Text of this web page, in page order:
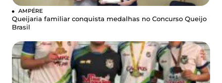
AMPÉRE
Queijaria familiar conquista medalhas no Concurso Queijo
Brasil